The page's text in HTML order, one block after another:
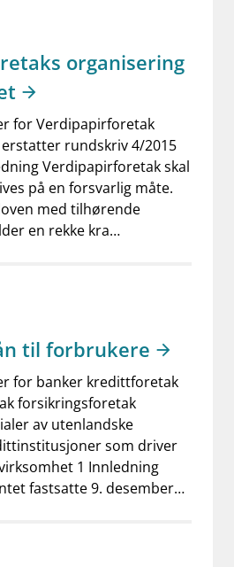
organisering
for Verdipapirforetak
rundskriv 4/2015
Verdipapirforetak skal
på en forsvarlig måte.
med tilhørende
en rekke kra…
til forbrukere
for banker kredittforetak
forsikringsforetak
av utenlandske
som driver
1 Innledning
fastsatte 9. desember…